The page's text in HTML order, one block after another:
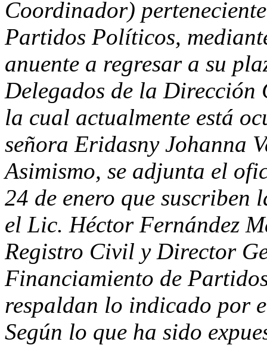
Coordinador)
Partidos Políticos,
anuente a regresar a su
Delegados de la
la cual actualmente está
señora Eridasny Johanna
Asimismo, se adjunta el
24 de enero que
el Lic. Héctor Fernández
Registro Civil y Director
Financiamiento de
respaldan lo indicado por
Según lo que ha sido